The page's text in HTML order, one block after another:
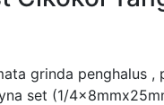
grinda penghalus
set (1/